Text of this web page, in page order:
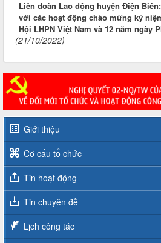
Liên đoàn Lao động huyện Điện
với các hoạt động chào mừng kỷ
Hội LHPN Việt Nam và 12 năm ngày
(21/10/2022)
Giới thiệu
Cơ cấu tổ chức
Tin hoạt động
Tin chuyên đề
Lịch công tác